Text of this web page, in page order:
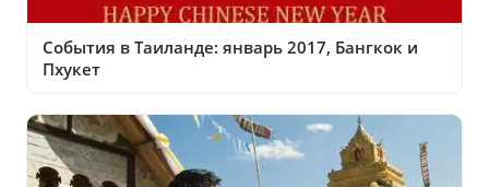
События в Таиланде: январь 2017, Бангкок и
Пхукет